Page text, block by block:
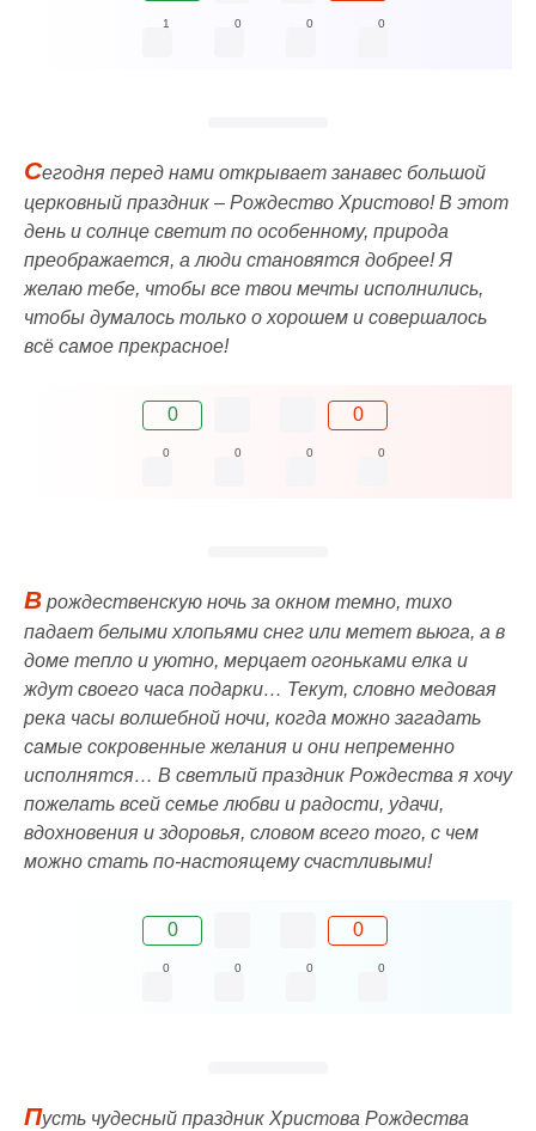
1 0 0 0
Сегодня перед нами открывает занавес большой
церковный праздник – Рождество Христово! В этот
день и солнце светит по особенному, природа
преображается, а люди становятся добрее! Я
желаю тебе, чтобы все твои мечты исполнились,
чтобы думалось только о хорошем и совершалось
всё самое прекрасное!
0 0
0 0 0 0
В рождественскую ночь за окном темно, тихо
падает белыми хлопьями снег или метет вьюга, а в
доме тепло и уютно, мерцает огоньками елка и
ждут своего часа подарки… Текут, словно медовая
река часы волшебной ночи, когда можно загадать
самые сокровенные желания и они непременно
исполнятся… В светлый праздник Рождества я хочу
пожелать всей семье любви и радости, удачи,
вдохновения и здоровья, словом всего того, с чем
можно стать по-настоящему счастливыми!
0 0
0 0 0 0
Пусть чудесный праздник Христова Рождества